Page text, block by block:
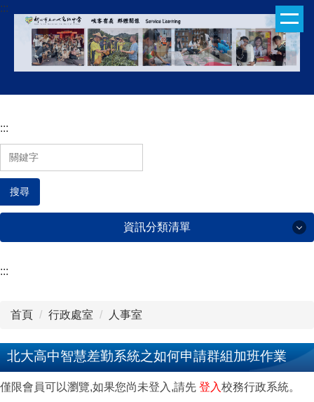
跳
容
:::
:::
搜尋
資訊分類清單
:::
首頁 行政處室 人事室
北大高中智慧差勤系統之如何申請群組加班作業
僅限會員可以瀏覽,如果您尚未登入,請先 登入校務行政系統。